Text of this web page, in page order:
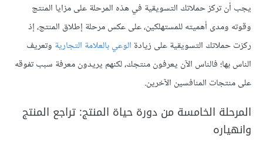
يجب أن تركز حملاتك التسويقية في هذه المرحلة على مزايا المنتج
وقوته ومدى أهميته للمستهلكين، على عكس مرحلة إطلاق المنتج، إذ
ركزت حملاتك التسويقية على زيادة الوعي بالعلامة التجارية وتعريف
الناس بها؛ فالناس الآن يعرفون منتجك، لكنهم يريدون معرفة سبب تفوقه
على منتجات المنافسين الآخرين.
المرحلة الخامسة من دورة حياة المنتج: تراجع المنتج
وانهياره